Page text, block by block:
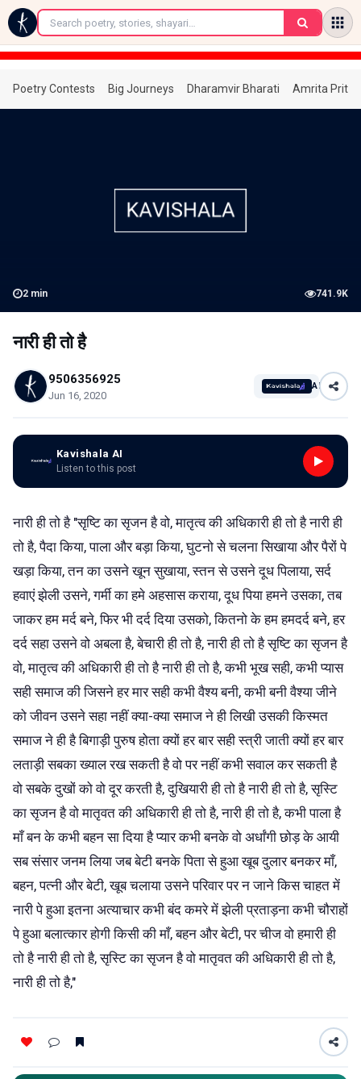
←
Poetry Contests Big Journeys Dharamvir Bharati Amrita
2 min 741.9K
नारी ही तो है
9506356925
Jun 16, 2020
AI
Kavishala AI
Listen to this post
नारी ही तो है "सृष्टि का सृजन है वो, मातृत्व की अधिकारी ही तो है नारी ही
तो है,पैदा किया, पाला और बड़ा किया, घुटनो से चलना सिखाया और पैरों पे
खड़ा किया, तन का उसने खून सुखाया, स्तन से उसने दूध पिलाया, सर्द
हवाएं झेली उसने, गर्मी का हमे अहसास कराया, दूध पिया हमने उसका, तब
जाकर हम मर्द बने, फिर भी दर्द दिया उसको, कितनो के हम हमदर्द बने, हर
दर्द सहा उसने वो अबला है, बेचारी ही तो है, नारी ही तो है सृष्टि का सृजन है
वो, मातृत्व की अधिकारी ही तो है नारी ही तो है, कभी भूख सही, कभी प्यास
सही समाज की जिसने हर मार सही कभी वैश्य बनी, कभी बनी वैश्या जीने
को जीवन उसने सहा नहीं क्या-क्या समाज ने ही लिखी उसकी किस्मत
समाज ने ही है बिगाड़ी पुरुष होता क्यों हर बार सही स्त्री जाती क्यों हर बार
लताड़ी सबका ख्याल रख सकती है वो पर नहीं कभी सवाल कर सकती है
वो सबके दुखों को वो दूर करती है, दुखियारी ही तो है नारी ही तो है, सृस्टि
का सृजन है वो मातृवत की अधिकारी ही तो है, नारी ही तो है, कभी पाला है
माँ बन के कभी बहन सा दिया है प्यार कभी बनके वो अर्धांगी छोड़ के आयी
सब संसार जनम लिया जब बेटी बनके पिता से हुआ खूब दुलार बनकर माँ,
बहन, पत्नी और बेटी, खूब चलाया उसने परिवार पर न जाने किस चाहत में
नारी पे हुआ इतना अत्याचार कभी बंद कमरे में झेली प्रताड़ना कभी चौराहों
पे हुआ बलात्कार होगी किसी की माँ, बहन और बेटी, पर चीज वो हमारी ही
तो है नारी ही तो है, सृस्टि का सृजन है वो मातृवत की अधिकारी ही तो है,
नारी ही तो है,"